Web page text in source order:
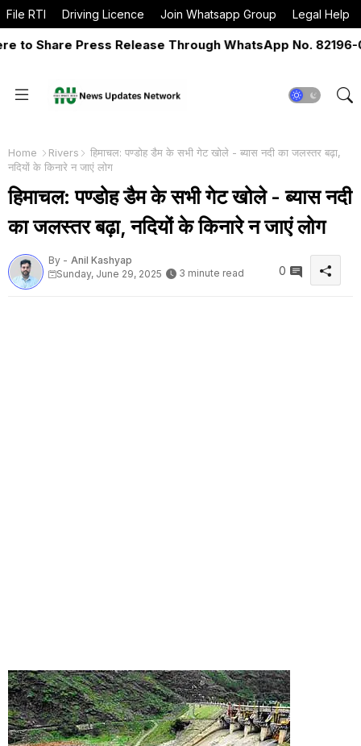
File RTI Driving Licence Join Whatsapp Group Legal Help
Press Release Through WhatsApp No. 82196-
Home Rivers
हिमाचल: पण्डोह डैम के सभी गेट खोले - ब्यास नदी का जलस्तर बढ़ा,
नदियों के किनारे न जाएं लोग
हिमाचल: पण्डोह डैम के सभी गेट खोले - ब्यास नदी
का जलस्तर बढ़ा, नदियों के किनारे न जाएं लोग
By - Anil Kashyap
Sunday, June 29, 2025
3 minute read 0